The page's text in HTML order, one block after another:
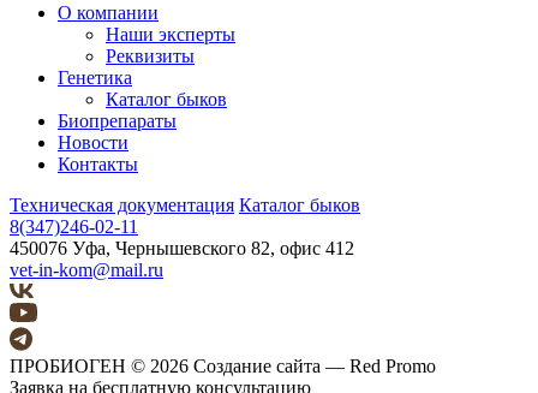
О компании
Наши эксперты
Реквизиты
Генетика
Каталог быков
Биопрепараты
Новости
Контакты
Техническая документация Каталог быков
8(347)246-02-11
450076 Уфа, Чернышевского 82, офис 412
vet-in-kom@mail.ru
ПРОБИОГЕН © 2026 Создание сайта — Red Promo
Заявка на бесплатную консультацию